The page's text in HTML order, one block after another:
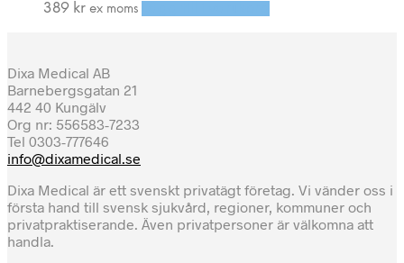
389 kr ex moms
Dixa Medical AB
Barnebergsgatan 21
442 40 Kungälv
Org nr: 556583-7233
Tel 0303-777646
info@dixamedical.se
Dixa Medical är ett svenskt privatägt företag. Vi vänder oss i
första hand till svensk sjukvård, regioner, kommuner och
privatpraktiserande. Även privatpersoner är välkomna att
handla.